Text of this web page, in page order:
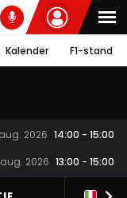
Kalender F1-stand
2026 14:00 - 15:00
2026 13:00 - 15:00